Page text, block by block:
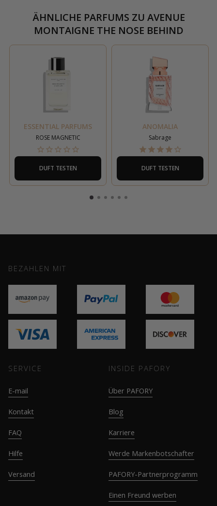
ÄHNLICHE PARFUMS ZU AVENUE
MONTAIGNE THE NOSE BEHIND
ESSENTIAL PARFUMS
ROSE MAGNETIC
DUFT TESTEN
ANOMALIA
Sabrage
DUFT TESTEN
BEZAHLEN MIT
SERVICE
E-mail
Kontakt
FAQ
Hilfe
Versand
INSIDE PAFORY
Über PAFORY
Blog
Karriere
Werde Markenbotschafter
PAFORY-Partnerprogramm
Einen Freund werben